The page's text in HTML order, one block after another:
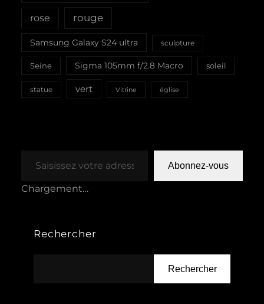
rose rouge
Samsung Galaxy S24 ultra sculpture
Seine Sigma 105mm f/2.8 Macro soleil
statue vert Vitrine église
Abonnez-vous
Chargement…
Rechercher
Rechercher